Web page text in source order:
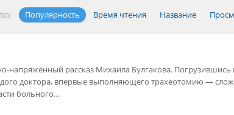
Популярность Время чтения Название
напряжённый рассказ Михаила Булгакова. Погрузившись
доктора, впервые выполняющего трахеотомию —
больного…